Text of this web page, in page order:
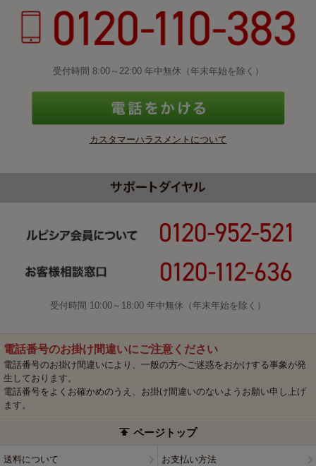
受付時間 8:00～22:00 年中無休（年末年始を除く）
カスタマーハラスメントについて
受付時間 10:00～18:00 年中無休（年末年始を除く）
電話番号のお掛け間違いにご注意ください
電話番号のお掛け間違いにより、一般の方へご迷惑をおかけする事象が発
生しております。
電話番号をよくお確かめのうえ、お掛け間違いのないようお願い申し上げ
ます。
ページトップ
送料について お支払い方法